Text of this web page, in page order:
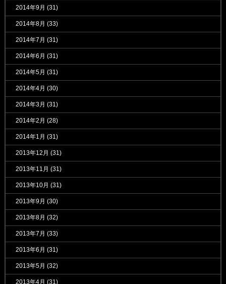
2014年9月 (31)
2014年8月 (33)
2014年7月 (31)
2014年6月 (31)
2014年5月 (31)
2014年4月 (30)
2014年3月 (31)
2014年2月 (28)
2014年1月 (31)
2013年12月 (31)
2013年11月 (31)
2013年10月 (31)
2013年9月 (30)
2013年8月 (32)
2013年7月 (33)
2013年6月 (31)
2013年5月 (32)
2013年4月 (31)